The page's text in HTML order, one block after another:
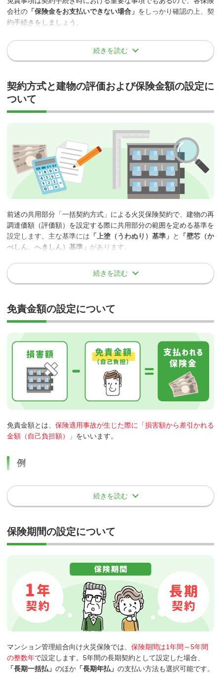
しかし、保険料が安ければ良いという訳ではない保険商品なので、
各保険会社の補償内容や保険金額、免責金額などの違いを確認し、
総合的に比較することがより良い保険選びのポイント
るでしょう。
水漏れ（水濡れ）
給排水設備の破損・詰まりにより発生した漏水、放水等または、区
分所有者の専有戸室で発生した漏水、放水等による損害が補償され
せん。
事故例
給水設備の詰りが原因で漏水した結果、共用部分の廊下や壁を
盗難
盗難等によって、保険の対象に盗取、損傷または汚損の損害が発生
事故例
空き巣がマンション敷地内に侵入した際に、共用部分であるフ
ェンスや管理事務所の窓ガラスが損壊された。
外部からの物体の落下・衝突等
建物の外部から物体が落下または衝突したことによる損害が補償さ
れます。
事故例
まった。当逃げ犯が捕まらなかったため、管理組合で修理費用
を負担することとなった。
電気・機械室
パイプスペース
階段
エレベーター室
受水槽室
内外壁
等
②専有部分に属さない建物の付属物で建物に直
接付属する設備
エレベーター設備
ガス配管設備
消防・防災設備
電気設備
テレビ共聴設備
③専有部分に属さない建物の付属物で建物に直
接付属しない設備または施設
駐車場
庭木
水道引込管
フェンス
散水栓
掲示板
花壇
④管理規約により共用部分となる部分
集会室
集会棟
管理用倉庫
会社の 「保険金をお支払いできない場合」 をしっかり確認の上、契
約手続きをしましょう。
すべての損害保険金に共通の事項の例
契約者、被保険者またはこれらの方の法定代理人等の故意もし
くは重大な過失または法令違反
戦争、内乱、その他これらに類似の事変または暴動による損害
核燃料物質等に起因する事故による損害
風、雨、雪、雹（ひょう）、砂塵、その他これらに類するもの
の建物内部への吹込み、浸込みまたは漏入によって生じた損害
風災、雹災、または雪災の事故によって破損し、その破損部分から建
物内に吹込むことによって生じた損害は対象になります。
次のいずれかに該当する損害
保険の対象の自然の消耗もしくは劣化または性質による変
色、変質、さび、かび、腐敗、腐食、浸食、ひび割れ、剥が
れ、肌落ち、発酵もしくは自然発熱の損害、その他類似の損
ねずみ食い、虫食い 等
保険の対象の平常の使用または管理において通常生じうる擦り
能の喪失または低下を伴わない損害
建物外部からの物体の衝突の損害保険金に関す
る事項
契約者または被保険者が所有または運転する車両・積載物の衝
突または接触による損害
保険会社によっては、補償の対象となる商品もあります。
って生じた損害
土地の沈下、移動または隆起によって生じた損害 など
きません。
続きを読む
契約方式と建物の評価および保険金額の設定に
ついて
前述の共用部分「一括契約方式」による火災保険契約で、建物の再
調達価額（評価額）を設定する際に共用部分の範囲を定める基準を
設定します。主な基準には 「上塗（うわぬり）基準」 と
「壁芯（か
べしん、へきしん）基準」 があります。
分）側の上塗り部分を専有部分
とする基準。「壁芯基準」と比べ、
共用部分の占める割合が大きく専有部分が小さくなるため、共用部
分の評価額は高くなります。
壁芯基準
界壁・階層の中央部分までを事故の専有部分とし、その外側を共用
部分または他人（隣室の居住者）の専有部分
とする基準。「上塗基
続きを読む
免責金額の設定について
免責金額とは、 保険適用事故が生じた際に「損害額から差引かれる
金額（自己負担額）」 をいいます。
例
火災事故による建物の損害額が50万円で免責金額が5万円だった場
合、保険金は下記の通りに計算されます。
支払われる保険金 ＝ 損害額：50万円 － 免責金額：5万円 ＝
45万円
概念としては、個人用の専用住宅の火災保険も事務所等の一般物件
もマンション管理組合向けの火災保険であっても同じで、
を設定すると保険料は安くなります
。
少額損害となる事故に関しては、管理組合で対処し、高額損害とな
るような事故に関して保険を適用するという方針の管理組合には免
責金額を設定して支払保険料を抑えることは有効な手段といえま
理組合の支出を少なくしたいという方針の管理組合では免責金額を
低く設定する方が良いといえるでしょう。
続きを読む
保険期間の設定について
マンション管理組合向け火災保険では、 保険期間は1年間～5年間
の整数年で設定します。5年間の長期契約として設定した場合、
「長期一括払」 のほか 「長期年払」 の支払い方法も選択可能です。